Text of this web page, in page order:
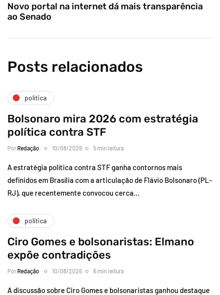
Novo portal na internet dá mais transparência
ao Senado
Posts relacionados
política
Bolsonaro mira 2026 com estratégia
política contra STF
Por Redação 10/08/2026 5 min leitura
A estratégia política contra STF ganha contornos mais
definidos em Brasília com a articulação de Flávio Bolsonaro (PL-
RJ), que recentemente convocou cerca…
política
Ciro Gomes e bolsonaristas: Elmano
expõe contradições
Por Redação 10/08/2026 6 min leitura
A discussão sobre Ciro Gomes e bolsonaristas ganhou destaque